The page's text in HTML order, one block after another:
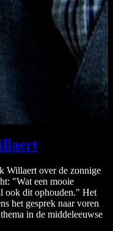
Willaert over de zonnige
"Wat een mooie
ook dit ophouden." Het
het gesprek naar voren
in de middeleeuwse